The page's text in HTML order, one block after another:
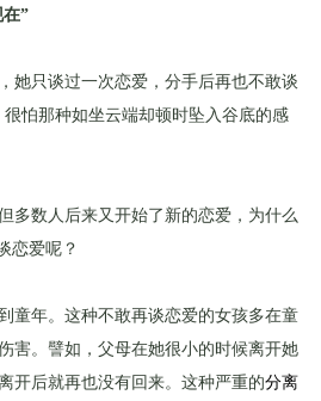
在”
她只谈过一次恋爱，分手后再也不敢谈
怕那种如坐云端却顿时坠入谷底的感
数人后来又开始了新的恋爱，为什么
恋爱呢？
年。这种不敢再谈恋爱的女孩多在童
害。譬如，父母在她很小的时候离开她
开后就再也没有回来。这种严重的分离